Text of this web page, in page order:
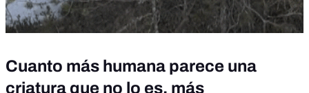
Cuanto más humana parece una
criatura que no lo es, más